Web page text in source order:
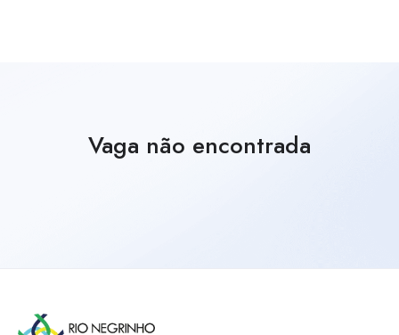
Vaga não encontrada